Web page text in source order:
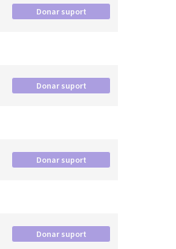
Donar suport
Donar suport
Donar suport
Donar suport